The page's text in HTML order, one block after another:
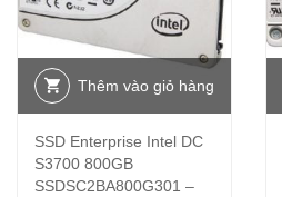
Thêm vào giỏ hàng
SSD Enterprise Intel DC
S3700 800GB
SSDSC2BA800G301 –